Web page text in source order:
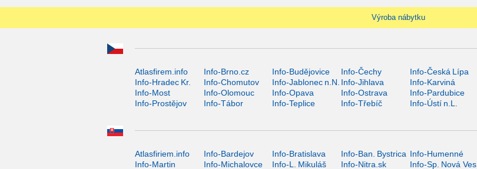
Výroba nábytku
Atlasfirem.info Info-Brno.cz Info-Budějovice Info-Čechy Info-Česká Lípa
Info-Hradec Kr.
Info-Chomutov Info-Jablonec n.N. Info-Jihlava Info-Karviná
Info-Most
Info-Olomouc Info-Opava Info-Ostrava Info-Pardubice
Info-Prostějov
Info-Tábor Info-Teplice Info-Třebíč Info-Ústí n.L.
Atlasfiriem.info Info-Bardejov Info-Bratislava Info-Ban. Bystrica Info-Humenné
Info-Martin
Info-Michalovce Info-L. Mikuláš Info-Nitra.sk Info-Sp. Nová Ves